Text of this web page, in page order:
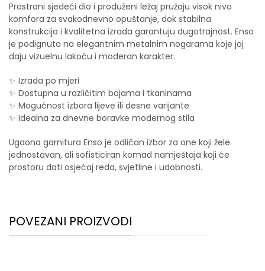
Prostrani sjedeći dio i produženi ležaj pružaju visok nivo
komfora za svakodnevno opuštanje, dok stabilna
konstrukcija i kvalitetna izrada garantuju dugotrajnost. Enso
je podignuta na elegantnim metalnim nogarama koje joj
daju vizuelnu lakoću i moderan karakter.
✨ Izrada po mjeri
✨ Dostupna u različitim bojama i tkaninama
✨ Mogućnost izbora lijeve ili desne varijante
✨ Idealna za dnevne boravke modernog stila
Ugaona garnitura Enso je odličan izbor za one koji žele
jednostavan, ali sofisticiran komad namještaja koji će
prostoru dati osjećaj reda, svjetline i udobnosti.
POVEZANI PROIZVODI